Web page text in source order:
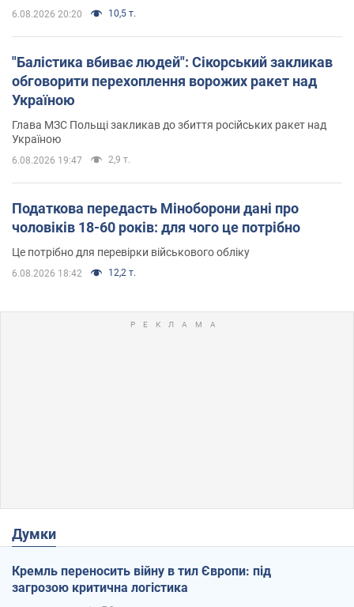
6.08.2026 20:20 10,5 т.
"Балістика вбиває людей": Сікорський закликав
обговорити перехоплення ворожих ракет над
Україною
Глава МЗС Польщі закликав до збиття російських ракет над
Україною
6.08.2026 19:47 2,9 т.
Податкова передасть Міноборони дані про
чоловіків 18-60 років: для чого це потрібно
Це потрібно для перевірки військового обліку
6.08.2026 18:42 12,2 т.
Думки
Кремль переносить війну в тил Європи: під
загрозою критична логістика